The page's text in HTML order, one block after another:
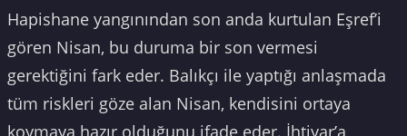
Hapishane yangınından son anda kurtulan Eşref’i
gören Nisan, bu duruma bir son vermesi
gerektiğini fark eder. Balıkçı ile yaptığı anlaşmada
tüm riskleri göze alan Nisan, kendisini ortaya
koymaya hazır olduğunu ifade eder. İhtiyar’a